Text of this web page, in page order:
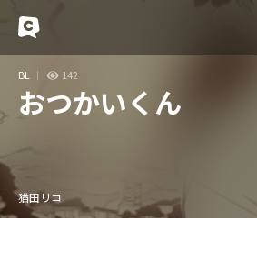
BL 142
おつかいくん
猫田リコ